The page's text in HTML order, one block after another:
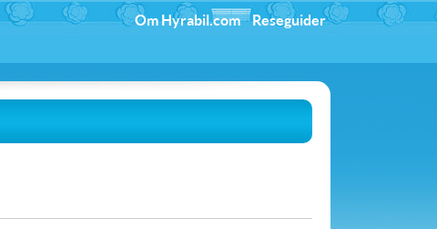
Om Hyrabil.com Reseguider